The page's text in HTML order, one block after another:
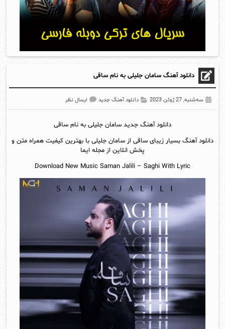
دانلود آهنگ سامان جلیلی به نام ساقی
سه‌شنبه, 27 ژوئن 2023 دانلود آهنگ جدید ارسال نظر
دانلود آهنگ جدید سامان جلیلی به نام ساقی
دانلود آهنگ بسیار زیبای ساقی از سامان جلیلی با بهترین کیفیت همراه متن و
پخش انلاین از مجله ایما
Download New Music Saman Jalili – Saghi With Lyric